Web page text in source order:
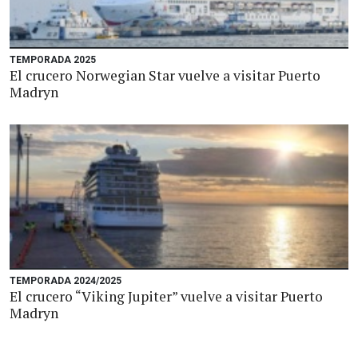
TEMPORADA 2025
El crucero Norwegian Star vuelve a visitar Puerto
Madryn
TEMPORADA 2024/2025
El crucero “Viking Jupiter” vuelve a visitar Puerto
Madryn